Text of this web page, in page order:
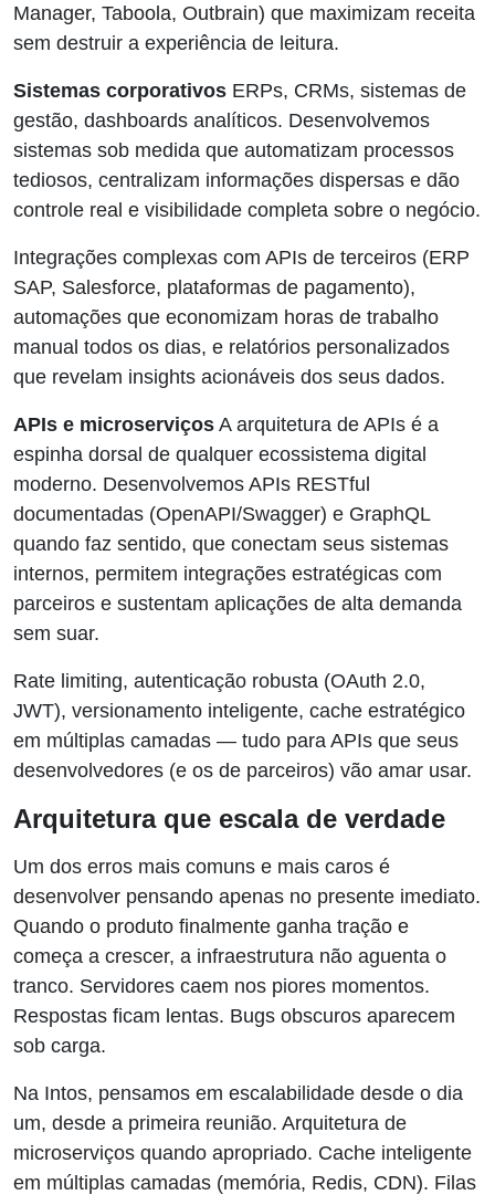
Manager, Taboola, Outbrain) que maximizam receita
sem destruir a experiência de leitura.
Sistemas corporativos ERPs, CRMs, sistemas de
gestão, dashboards analíticos. Desenvolvemos
sistemas sob medida que automatizam processos
tediosos, centralizam informações dispersas e dão
controle real e visibilidade completa sobre o negócio.
Integrações complexas com APIs de terceiros (ERP
SAP, Salesforce, plataformas de pagamento),
automações que economizam horas de trabalho
manual todos os dias, e relatórios personalizados
que revelam insights acionáveis dos seus dados.
APIs e microserviços A arquitetura de APIs é a
espinha dorsal de qualquer ecossistema digital
moderno. Desenvolvemos APIs RESTful
documentadas (OpenAPI/Swagger) e GraphQL
quando faz sentido, que conectam seus sistemas
internos, permitem integrações estratégicas com
parceiros e sustentam aplicações de alta demanda
sem suar.
Rate limiting, autenticação robusta (OAuth 2.0,
JWT), versionamento inteligente, cache estratégico
em múltiplas camadas — tudo para APIs que seus
desenvolvedores (e os de parceiros) vão amar usar.
Arquitetura que escala de verdade
Um dos erros mais comuns e mais caros é
desenvolver pensando apenas no presente imediato.
Quando o produto finalmente ganha tração e
começa a crescer, a infraestrutura não aguenta o
tranco. Servidores caem nos piores momentos.
Respostas ficam lentas. Bugs obscuros aparecem
sob carga.
Na Intos, pensamos em escalabilidade desde o dia
um, desde a primeira reunião. Arquitetura de
microserviços quando apropriado. Cache inteligente
em múltiplas camadas (memória, Redis, CDN). Filas